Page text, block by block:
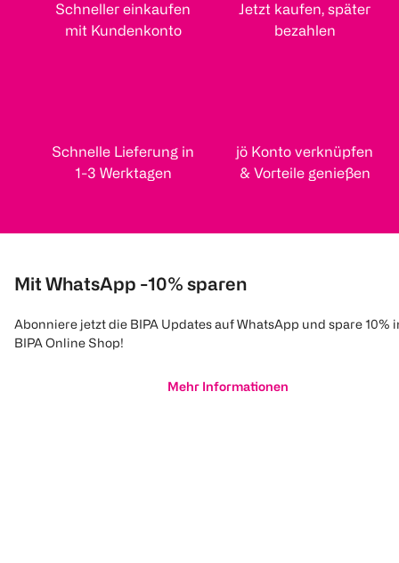
Schneller einkaufen
mit Kundenkonto
Jetzt kaufen, später
bezahlen
Schnelle Lieferung in
1-3 Werktagen
jö Konto verknüpfen
& Vorteile genießen
Mit WhatsApp -10% sparen
Abonniere jetzt die BIPA Updates auf WhatsApp und spare 10%
BIPA Online Shop!
Mehr Informationen